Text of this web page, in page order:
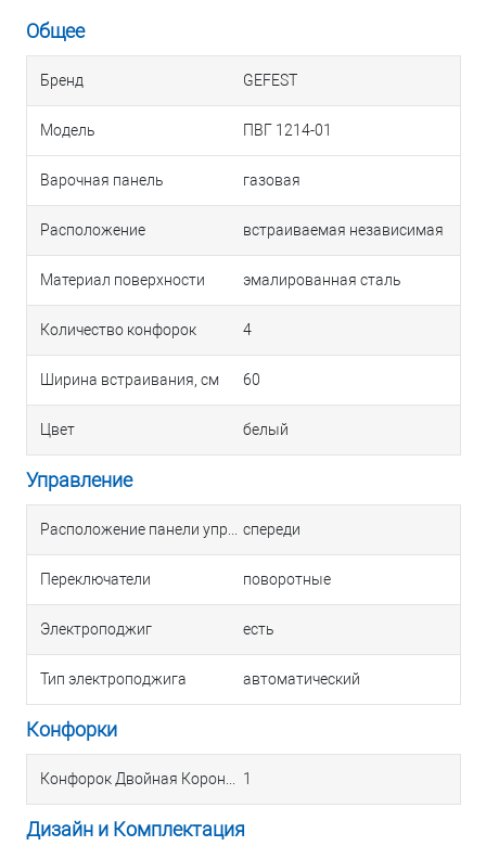
Общее
Бренд GEFEST
Модель ПВГ 1214-01
Варочная панель газовая
Расположение встраиваемая независимая
Материал поверхности эмалированная сталь
Количество конфорок 4
Ширина встраивания, см 60
Цвет белый
Управление
спереди
Переключатели поворотные
Электроподжиг есть
Тип электроподжига автоматический
Конфорки
1
Дизайн и Комплектация